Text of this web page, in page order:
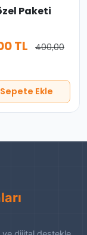
Paketi
TL
400,00
Sepete Ekle